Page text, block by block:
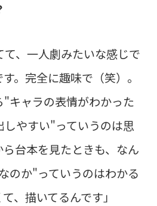
て、一人劇みたいな感じで
。完全に趣味で（笑）。
"キャラの表情がわかった
しやすい"っていうのは思
台本を見たときも、なん
のか"っていうのはわかる
、描いてるんです」